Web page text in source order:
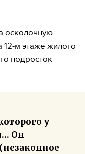
осколочную
12-м этаже жилого
подросток
у
Он